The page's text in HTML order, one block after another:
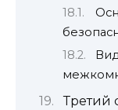
Третий